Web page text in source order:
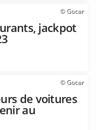
© Gocar
jackpot
© Gocar
de voitures
au